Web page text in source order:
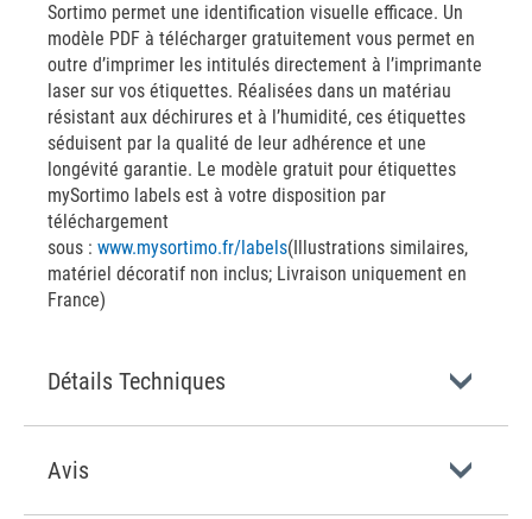
Sortimo permet une identification visuelle efficace. Un
modèle PDF à télécharger gratuitement vous permet en
outre d’imprimer les intitulés directement à l’imprimante
laser sur vos étiquettes. Réalisées dans un matériau
résistant aux déchirures et à l’humidité, ces étiquettes
séduisent par la qualité de leur adhérence et une
longévité garantie. Le modèle gratuit pour étiquettes
mySortimo labels est à votre disposition par
téléchargement
sous : www.mysortimo.fr/labels(Illustrations similaires,
matériel décoratif non inclus; Livraison uniquement en
France)
Détails Techniques
Avis